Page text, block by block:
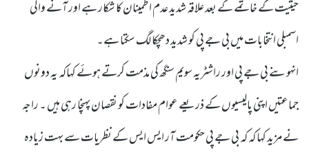
حیثیت کے خاتمے کے بعد علاقہ شدید عدم اطمینان کا شکار ہے اور آنے والی
اسمبلی انتخابات میں بی جے پی کو شدید دھچکا لگ سکتا ہے۔
انہوںنے بی جے پی اور راشٹریہ سویم سنگھ کی مذمت کرتے ہوئے کہاکہ یہ دونوں
جماعتیں اپنی پالیسیوں کے ذریعے عوام مفادات کو نقصان پہنچا رہی ہیں ۔ راجہ
نے مزید کہا کہ کہ بی جے پی حکومت آر ایس ایس کے نظریات سے بہت زیادہ